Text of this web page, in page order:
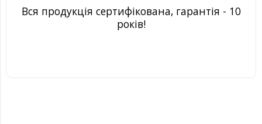
Вся продукція сертифікована, гарантія - 10
років!